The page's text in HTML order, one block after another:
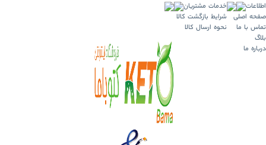
اطلاعات
صفحه اصلی
تماس با ما
بلاگ
درباره ما
خدمات مشتریان
شرایط بازگشت کالا
نحوه ارسال کالا